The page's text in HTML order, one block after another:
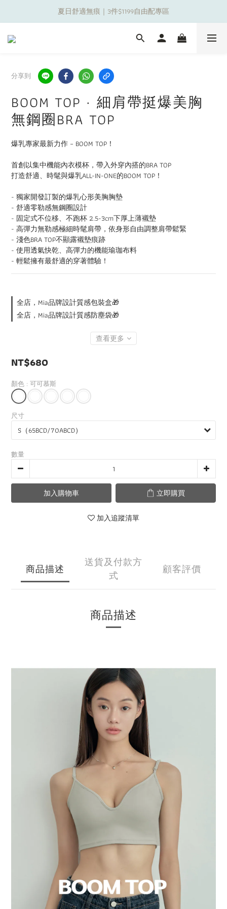
夏日舒適無痕｜3件$1199自由配專區
夏日舒適無痕｜3件$1199自由配專區
新朋友限定✨加入官方LINE領$50購物金
分享到
BOOM TOP · 細肩帶挺爆美胸
無鋼圈BRA TOP
爆乳專家最新力作 – BOOM TOP！
首創以集中機能內衣模杯，帶入外穿內搭的BRA TOP
打造舒適、時髦與爆乳ALL-IN-ONE的BOOM TOP！
- 獨家開發訂製的爆乳心形美胸胸墊
- 舒適零勒感無鋼圈設計
- 固定式不位移、不跑杯 2.5-3cm下厚上薄襯墊
- 高彈力無勒感極細時髦肩帶，依身形自由調整肩帶鬆緊
- 淺色BRA TOP不顯露襯墊痕跡
- 使用透氣快乾、高彈力的機能瑜珈布料
- 輕鬆擁有最舒適的穿著體驗！
全店，Mia品牌設計質感包裝盒🎁
全店，Mia品牌設計質感防塵袋🎁
查看更多
NT$680
顏色 : 可可慕斯
尺寸
數量
加入購物車 立即購買
加入追蹤清單
商品描述
送貨及付款方
式
顧客評價
商品描述